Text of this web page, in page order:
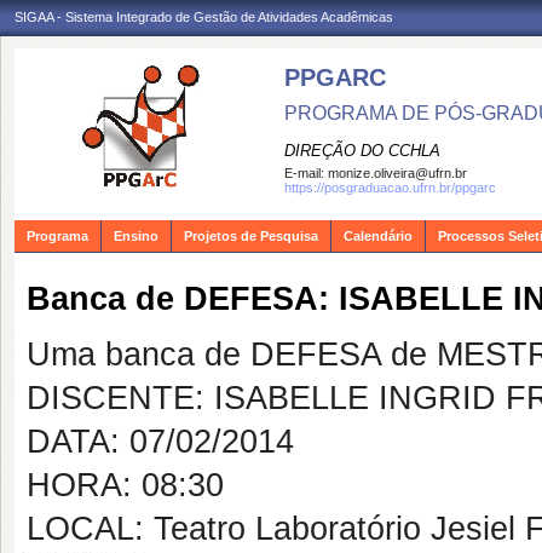
SIGAA - Sistema Integrado de Gestão de Atividades Acadêmicas
PPGARC
PROGRAMA DE PÓS-
DIREÇÃO DO CCHLA
E-mail: monize.oliveira@ufrn.br
https://posgraduacao.ufrn.br/ppgarc
Programa Ensino Projetos de Pesquisa Calendário Processos
Banca de DEFESA: ISABELLE
Uma banca de DEFESA de
DISCENTE: ISABELLE INGRID
DATA: 07/02/2014
HORA: 08:30
LOCAL: Teatro Laboratório Jesiel